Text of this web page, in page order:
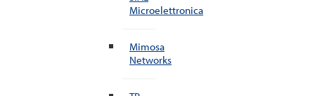
Microelettronica
Mimosa
Networks